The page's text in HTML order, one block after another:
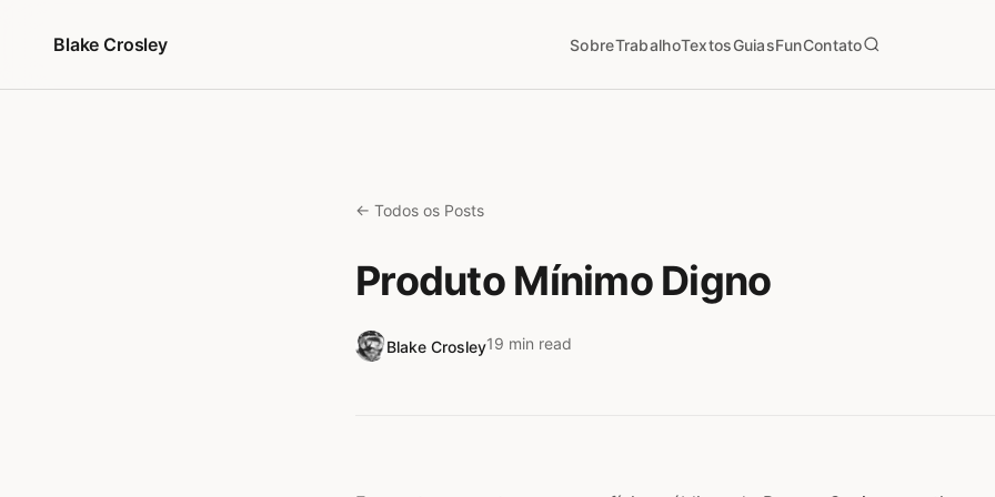
Blake Crosley
SobreTrabalhoTextosGuiasFunContato
← Todos os Posts
Produto Mínimo Digno
Blake Crosley19 min read